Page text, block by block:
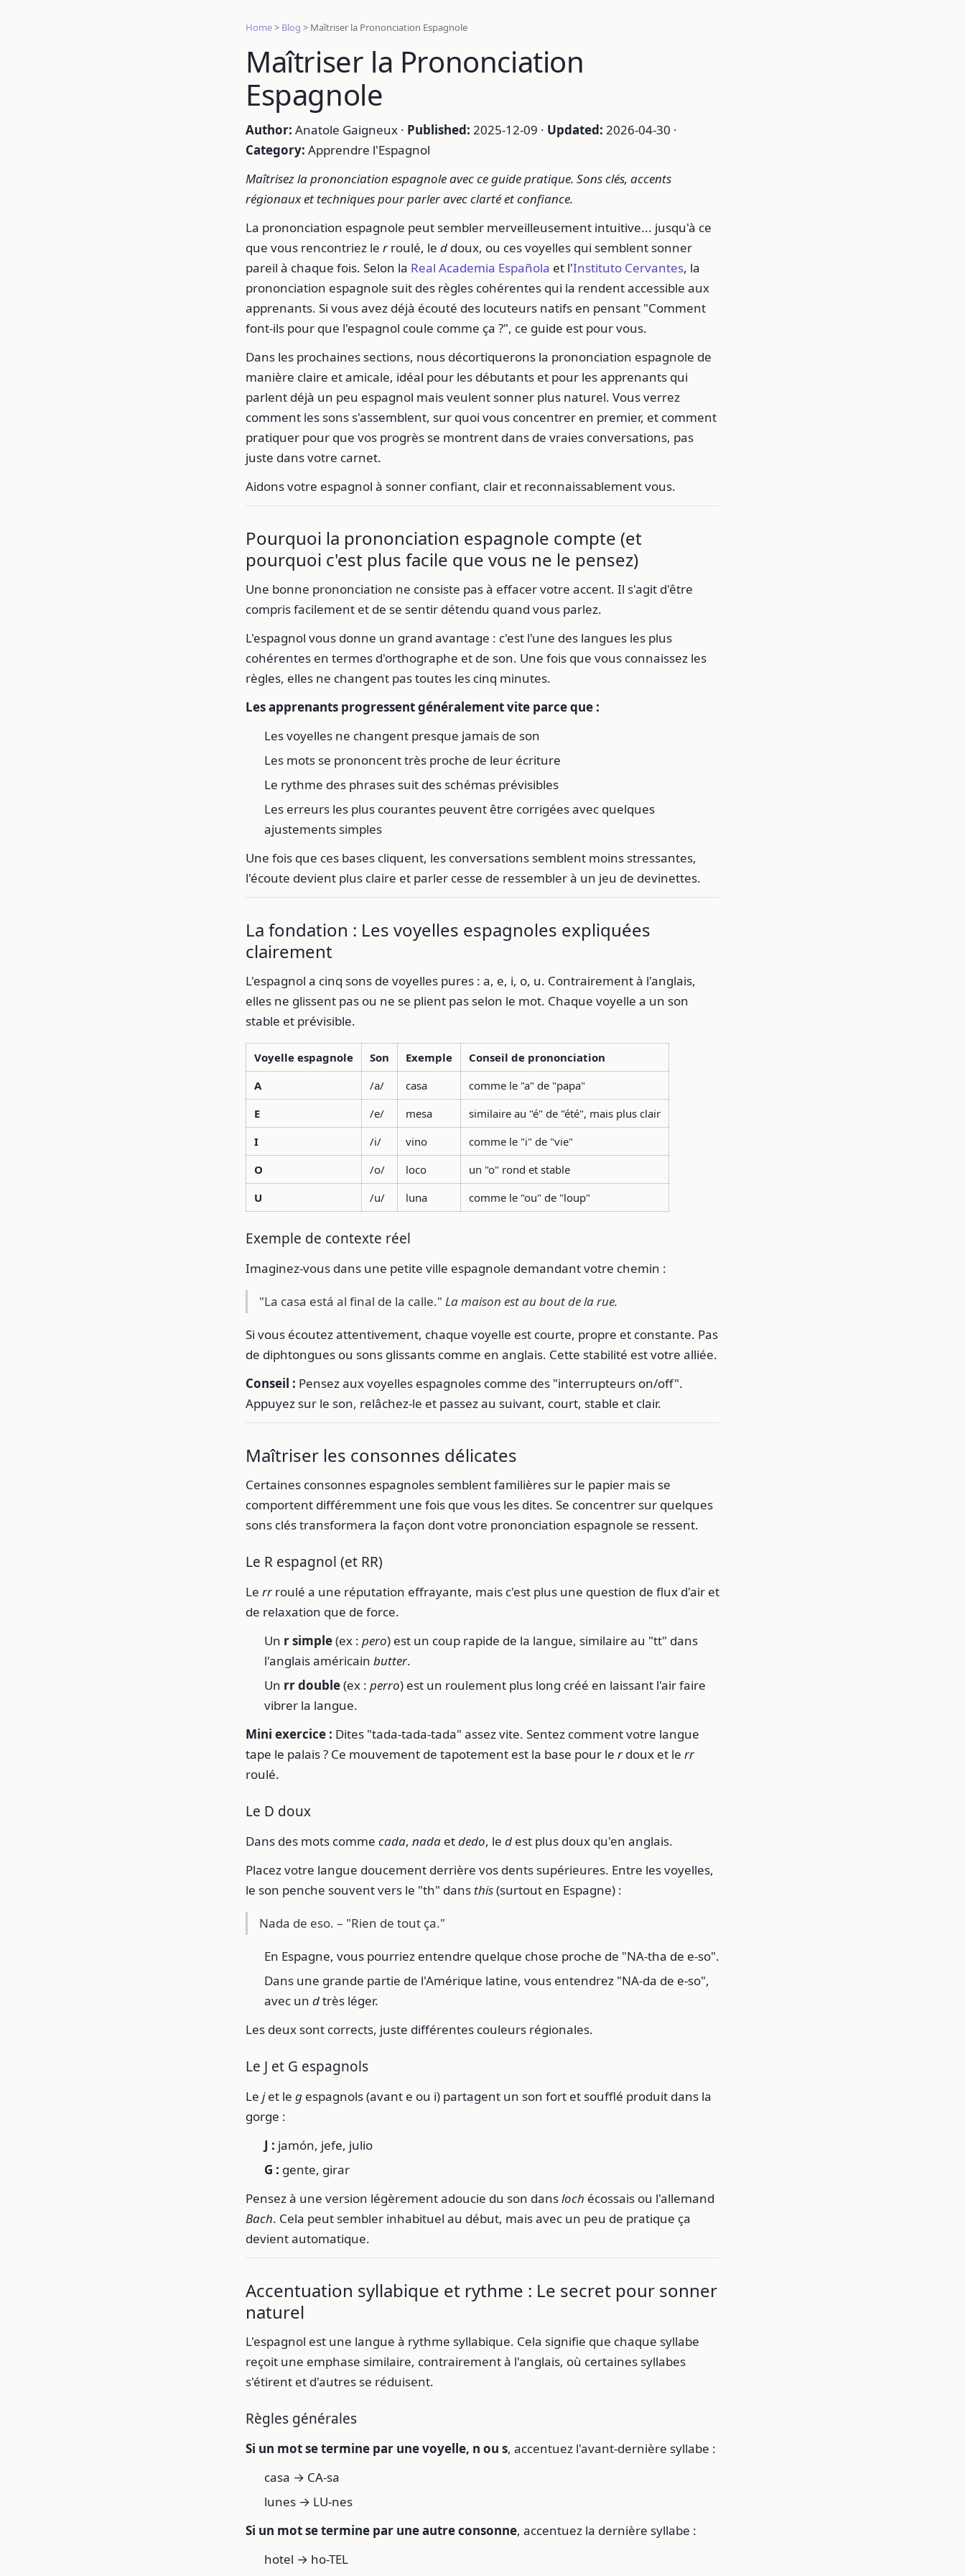
Home> Blog > Maîtriser la Prononciation Espagnole
Maîtriser la Prononciation
Espagnole
Author: Anatole Gaigneux · Published: 2025-12-09 · Updated: 2026-04-30 ·
Category: Apprendre l'Espagnol
Maîtrisez la prononciation espagnole avec ce guide pratique. Sons clés, accents
régionaux et techniques pour parler avec clarté et confiance.
La prononciation espagnole peut sembler merveilleusement intuitive... jusqu'à ce
que vous rencontriez le rroulé, le d doux, ou ces voyelles qui semblent sonner
pareil à chaque fois. Selon la Real Academia Española et l'Instituto Cervantes, la
prononciation espagnole suit des règles cohérentes qui la rendent accessible aux
apprenants. Si vous avez déjà écouté des locuteurs natifs en pensant "Comment
font-ils pour que l'espagnol coule comme ça ?", ce guide est pour vous.
Dans les prochaines sections, nous décortiquerons la prononciation espagnole de
manière claire et amicale, idéal pour les débutants et pour les apprenants qui
parlent déjà un peu espagnol mais veulent sonner plus naturel. Vous verrez
comment les sons s'assemblent, sur quoi vous concentrer en premier, et comment
pratiquer pour que vos progrès se montrent dans de vraies conversations, pas
juste dans votre carnet.
Aidons votre espagnol à sonner confiant, clair et reconnaissablement vous.
Pourquoi la prononciation espagnole compte (et
pourquoi c'est plus facile que vous ne le pensez)
Une bonne prononciation ne consiste pas à effacer votre accent. Il s'agit d'être
compris facilement et de se sentir détendu quand vous parlez.
L'espagnol vous donne un grand avantage : c'est l'une des langues les plus
cohérentes en termes d'orthographe et de son. Une fois que vous connaissez les
règles, elles ne changent pas toutes les cinq minutes.
Les apprenants progressent généralement vite parce que :
Les voyelles ne changent presque jamais de son
Les mots se prononcent très proche de leur écriture
Le rythme des phrases suit des schémas prévisibles
Les erreurs les plus courantes peuvent être corrigées avec quelques
ajustements simples
Une fois que ces bases cliquent, les conversations semblent moins stressantes,
l'écoute devient plus claire et parler cesse de ressembler à un jeu de devinettes.
La fondation : Les voyelles espagnoles expliquées
clairement
L'espagnol a cinq sons de voyelles pures : a, e, i, o, u. Contrairement à l'anglais,
elles ne glissent pas ou ne se plient pas selon le mot. Chaque voyelle a un son
stable et prévisible.
Voyelle espagnole Son Exemple
Conseil de prononciation
A
/a/ casa
comme le "a" de "papa"
E
/e/ mesa
similaire au "é" de "été", mais plus clair
I
/i/ vino
comme le "i" de "vie"
O
/o/ loco
un "o" rond et stable
U
/u/ luna comme le "ou" de "loup"
Exemple de contexte réel
Imaginez-vous dans une petite ville espagnole demandant votre chemin :
"La casa está al final de la calle." La maison est au bout de la rue.
Si vous écoutez attentivement, chaque voyelle est courte, propre et constante. Pas
de diphtongues ou sons glissants comme en anglais. Cette stabilité est votre alliée.
Conseil : Pensez aux voyelles espagnoles comme des "interrupteurs on/off".
Appuyez sur le son, relâchez-le et passez au suivant, court, stable et clair.
Maîtriser les consonnes délicates
Certaines consonnes espagnoles semblent familières sur le papier mais se
comportent différemment une fois que vous les dites. Se concentrer sur quelques
sons clés transformera la façon dont votre prononciation espagnole se ressent.
Le R espagnol (et RR)
Le rrroulé a une réputation effrayante, mais c'est plus une question de flux d'air et
de relaxation que de force.
Un r simple(ex : pero) est un coup rapide de la langue, similaire au "tt" dans
l'anglais américain butter.
Un rr double(ex : perro) est un roulement plus long créé en laissant l'air faire
vibrer la langue.
Mini exercice : Dites "tada-tada-tada" assez vite. Sentez comment votre langue
tape le palais ? Ce mouvement de tapotement est la base pour le rdoux et le rr
roulé.
Le D doux
Dans des mots comme cada, nada etdedo, le d est plus doux qu'en anglais.
Placez votre langue doucement derrière vos dents supérieures. Entre les voyelles,
le son penche souvent vers le "th" dans this(surtout en Espagne) :
Nada de eso. – "Rien de tout ça."
En Espagne, vous pourriez entendre quelque chose proche de "NA-tha de e-so".
Dans une grande partie de l'Amérique latine, vous entendrez "NA-da de e-so",
avec un dtrès léger.
Les deux sont corrects, juste différentes couleurs régionales.
Le J et G espagnols
Le jet le g espagnols (avant e ou i) partagent un son fort et soufflé produit dans la
gorge :
J : jamón, jefe, julio
G : gente, girar
Pensez à une version légèrement adoucie du son dansloch écossais ou l'allemand
Bach. Cela peut sembler inhabituel au début, mais avec un peu de pratique ça
devient automatique.
Accentuation syllabique et rythme : Le secret pour sonner
naturel
L'espagnol est une langue à rythme syllabique. Cela signifie que chaque syllabe
reçoit une emphase similaire, contrairement à l'anglais, où certaines syllabes
s'étirent et d'autres se réduisent.
Règles générales
Si un mot se termine par une voyelle, n ou s, accentuez l'avant-dernière syllabe :
casa → CA-sa
lunes → LU-nes
Si un mot se termine par une autre consonne, accentuez la dernière syllabe :
hotel → ho-TEL